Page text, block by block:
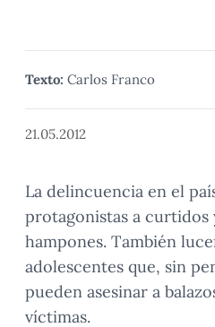
Texto: Carlos Franco
21.05.2012
La delincuencia en el
protagonistas a
hampones. También
adolescentes que, sin
pueden asesinar a
víctimas.